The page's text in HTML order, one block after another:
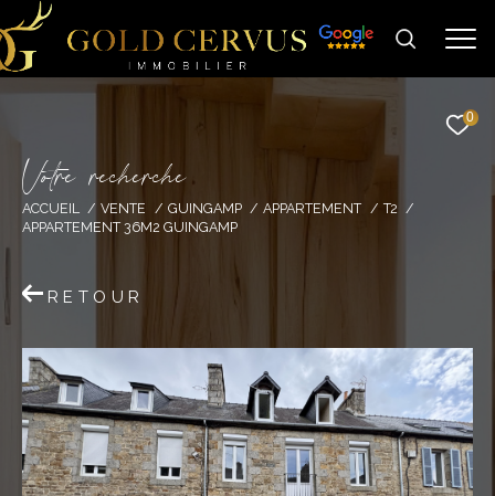
0
Votre recherche
ACCUEIL VENTE GUINGAMP APPARTEMENT
T2
APPARTEMENT 36M2 GUINGAMP
RETOUR